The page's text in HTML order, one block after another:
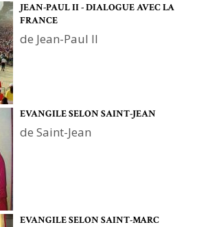
JEAN-PAUL II - DIALOGUE AVEC LA
FRANCE
de Jean-Paul II
EVANGILE SELON SAINT-JEAN
de Saint-Jean
EVANGILE SELON SAINT-MARC